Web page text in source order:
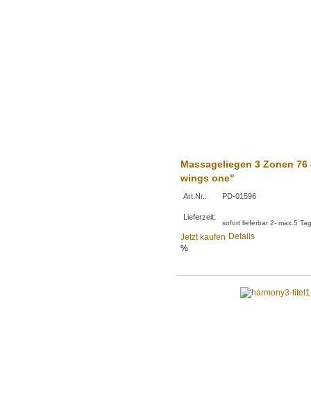
Massageliegen 3 Zonen
wings one"
Art.Nr.: PD-01596
Lieferzeit:
sofort lieferbar 2- max.5
Jetzt kaufen Details
%